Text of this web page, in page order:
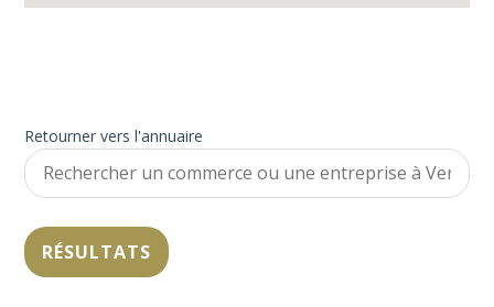
Retourner vers l'annuaire